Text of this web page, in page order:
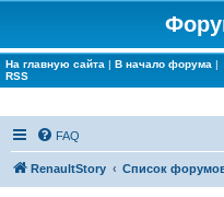
На главную сайта | В начало форума |
RSS
FAQ
RenaultStory Список